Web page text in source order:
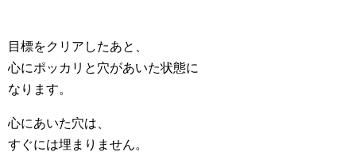
目標をクリアしたあと、
心にポッカリと穴があいた状態に
なります。
心にあいた穴は、
すぐには埋まりません。